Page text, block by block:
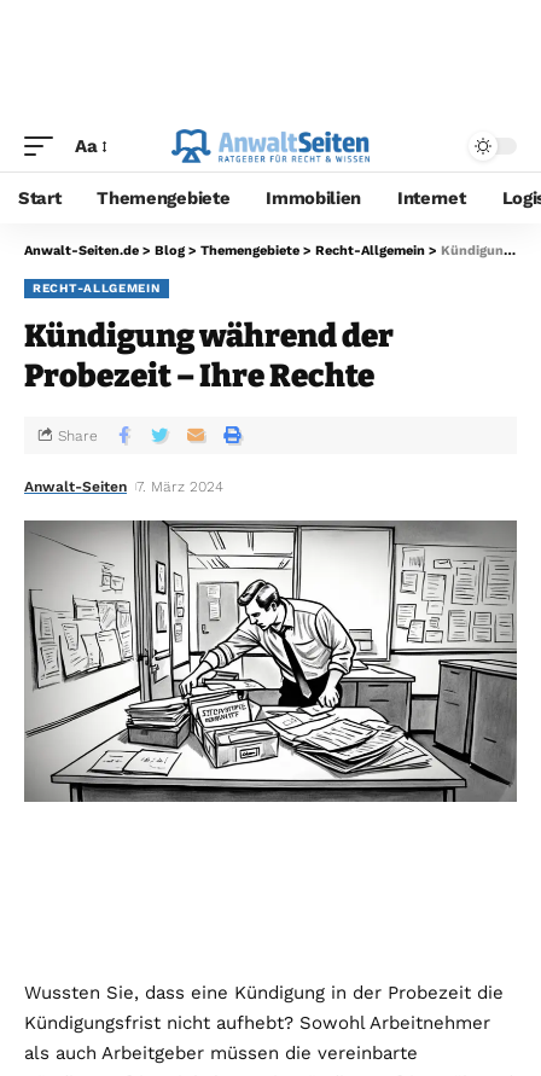
Aa
Start Themengebiete Immobilien Internet
Anwalt-Seiten.de > Blog > Themengebiete > Recht-Allgemein > Kündigung während der Probezeit – Ihre Rechte
RECHT-ALLGEMEIN
Kündigung während der
Probezeit – Ihre Rechte
Anwalt-Seiten 7. März 2024
Share
Wussten Sie, dass eine Kündigung in der Probezeit die
Kündigungsfrist nicht aufhebt? Sowohl Arbeitnehmer
als auch Arbeitgeber müssen die vereinbarte